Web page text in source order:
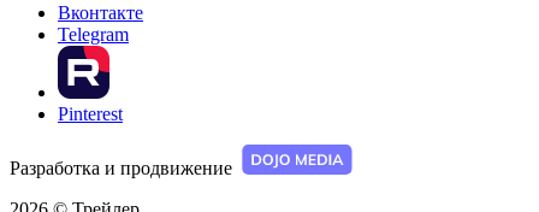
Вконтакте
Telegram
Pinterest
Разработка и продвижение